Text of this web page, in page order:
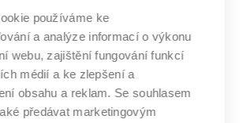
/ ContriBUTe
učení
technické
Brně
V BRNĚ
používáme ke
a analýze informací o výkonu
webu, zajištění fungování funkcí
médií a ke zlepšení a
obsahu a reklam. Se souhlasem
předávat marketingovým